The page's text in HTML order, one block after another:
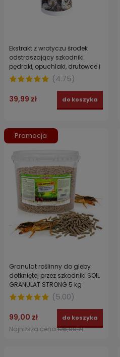
Ekstrakt z wrotyczu środek
odstraszający szkodniki
pędraki, opuchlaki, drutowce i
nicienie AGROPAK 500 ml
(4.75)
39,99 zł do koszyka
Granulat roślinny do gleby
dotkniętej przez szkodniki SOIL
GRANULAT STRONG 5 kg
(5.00)
99,00 zł
Najniższa cena:125,00 zł
do koszyka
Promocja